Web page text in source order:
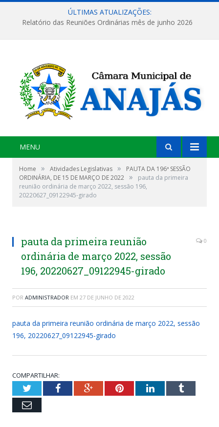
ÚLTIMAS ATUALIZAÇÕES:
Relatório das Reuniões Ordinárias mês de junho 2026
MENU
Home » Atividades Legislativas »
PAUTA DA 196ª SESSÃO
ORDINÁRIA, DE 15 DE MARÇO DE 2022 »
pauta da primeira
reunião ordinária de março 2022, sessão 196,
20220627_09122945-girado
pauta da primeira reunião
ordinária de março 2022, sessão
196, 20220627_09122945-girado
0
POR ADMINISTRADOR EM 27 DE JUNHO DE 2022
pauta da primeira reunião ordinária de março 2022, sessão
196, 20220627_09122945-girado
COMPARTILHAR:
TwitterFacebookGoogle+PinterestLinkedInTumblr
Email